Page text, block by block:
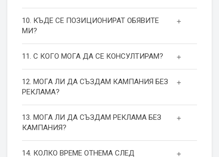
10. КЪДЕ СЕ ПОЗИЦИОНИРАТ ОБЯВИТЕ
МИ?
11. С КОГО МОГА ДА СЕ КОНСУЛТИРАМ?
12. МОГА ЛИ ДА СЪЗДАМ КАМПАНИЯ БЕЗ
РЕКЛАМА?
13. МОГА ЛИ ДА СЪЗДАМ РЕКЛАМА БЕЗ
КАМПАНИЯ?
14. КОЛКО ВРЕМЕ ОТНЕМА СЛЕД